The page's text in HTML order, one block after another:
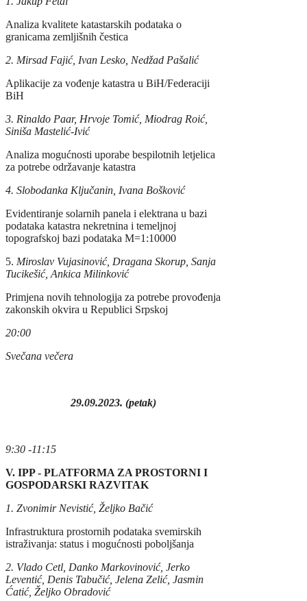
Analiza kvalitete katastarskih podataka o
granicama zemljišnih čestica
2. Mirsad Fajić, Ivan Lesko, Nedžad Pašalić
Aplikacije za vođenje katastra u BiH/Federaciji
BiH
3. Rinaldo Paar, Hrvoje Tomić, Miodrag Roić,
Siniša Mastelić-Ivić
Analiza mogućnosti uporabe bespilotnih letjelica
za potrebe održavanje katastra
4. Slobodanka Ključanin, Ivana Bošković
Evidentiranje solarnih panela i elektrana u bazi
podataka katastra nekretnina i temeljnoj
topografskoj bazi podataka M=1:10000
5. Miroslav Vujasinović, Dragana Skorup, Sanja
Tucikešić, Ankica Milinković
Primjena novih tehnologija za potrebe provođenja
zakonskih okvira u Republici Srpskoj
20:00
Svečana večera
29.09.2023. (petak)
9:30 -11:15
V. IPP - PLATFORMA ZA PROSTORNI I
GOSPODARSKI RAZVITAK
1. Zvonimir Nevistić, Željko Bačić
Infrastruktura prostornih podataka svemirskih
istraživanja: status i mogućnosti poboljšanja
2. Vlado Cetl, Danko Markovinović, Jerko
Leventić, Denis Tabučić, Jelena Zelić, Jasmin
Ćatić, Željko Obradović